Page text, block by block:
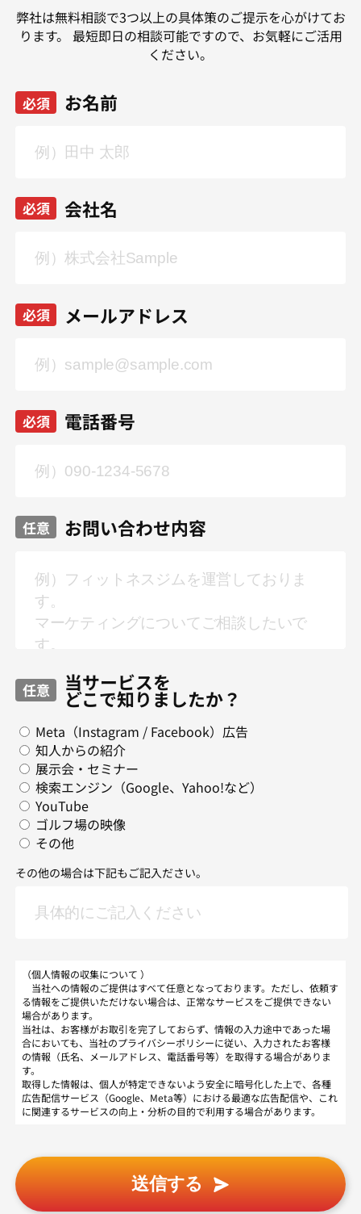
弊社は無料相談で3つ以上の具体策のご提示を心がけてお
ります。
最短即日の相談可能ですので、お気軽にご活用
ください。
お名前
必須
会社名
必須
メールアドレス
必須
電話番号
必須
お問い合わせ内容
任意
当サービスを
どこで知りましたか？
任意
Meta（Instagram / Facebook）広告
知人からの紹介
展示会・セミナー
検索エンジン（Google、Yahoo!など）
YouTube
ゴルフ場の映像
その他
その他の場合は下記もご記入ださい。
（個人情報の収集について ）
当社への情報のご提供はすべて任意となっております。ただし、依頼す
る情報をご提供いただけない場合は、正常なサービスをご提供できない
場合があります。
当社は、お客様がお取引を完了しておらず、情報の入力途中であった場
合においても、当社のプライバシーポリシーに従い、入力されたお客様
の情報（氏名、メールアドレス、電話番号等）を取得する場合がありま
す。
取得した情報は、個人が特定できないよう安全に暗号化した上で、各種
広告配信サービス（Google、Meta等）における最適な広告配信や、これ
に関連するサービスの向上・分析の目的で利用する場合があります。